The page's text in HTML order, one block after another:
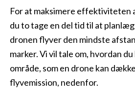
For at maksimere effektiviteten
du to tage en del tid til at
dronen flyver den mindste
marker. Vi vil tale om, hvordan
område, som en drone kan
flyvemission, nedenfor.